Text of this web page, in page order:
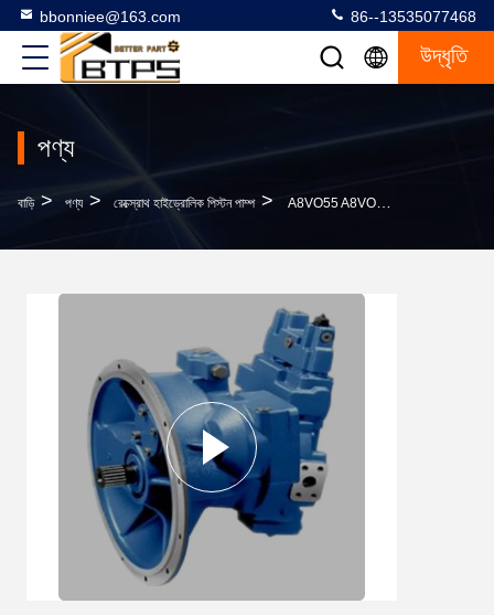
bbonniee@163.com 86--13535077468
উদ্ধৃতি
পণ্য
বাড়ি > পণ্য > রেক্স্রোথ হাইড্রোলিক পিস্টন পাম্প > A8VO55 A8VO80 রেক্সরথ হাইড্রোলিক পাম্প A8VO160 A8VO200 A8VO107 A8VO140LA1KH1/63R1-NZG05F00X-S R902073642